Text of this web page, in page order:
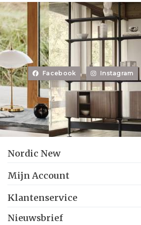
Facebook Instagram
Nordic New
Mijn Account
Klantenservice
Nieuwsbrief